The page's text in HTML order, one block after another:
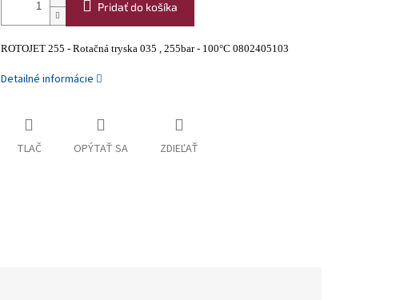
Pridať do košíka
ROTOJET 255 - Rotačná tryska 035 , 255bar - 100°C 0802405103
Detailné informácie
TLAČ OPÝTAŤ SA ZDIEĽAŤ